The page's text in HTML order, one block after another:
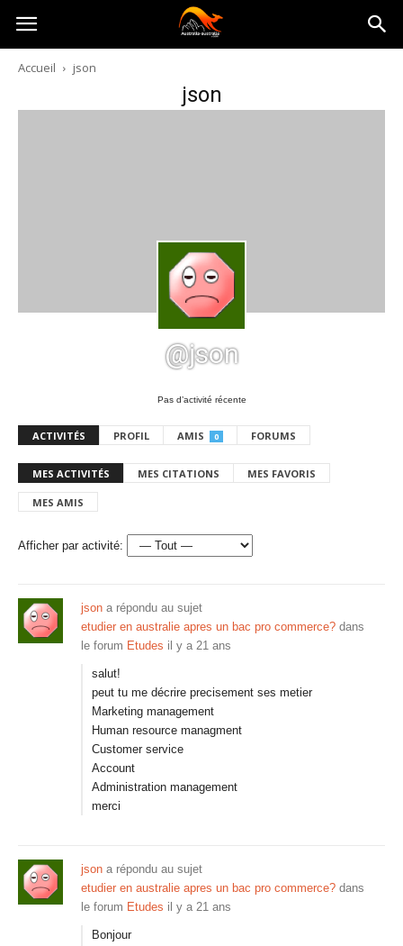
Australia-
australie.com
Accueil json
json
@json
Pas d’activité récente
ACTIVITÉS PROFIL AMIS 0 FORUMS
MES ACTIVITÉS MES CITATIONS MES FAVORIS
MES AMIS
Afficher par activité:
json a répondu au sujet
etudier en australie apres un bac pro commerce? dans
le forum Etudes il y a 21 ans
salut!
peut tu me décrire precisement ses metier
Marketing management
Human resource managment
Customer service
Account
Administration management
merci
json a répondu au sujet
etudier en australie apres un bac pro commerce? dans
le forum Etudes il y a 21 ans
Bonjour